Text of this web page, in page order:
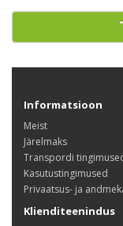
Informatsioon
Meist
Järelmaks
Transpordi
Kasutustingimused
Privaatsus- ja
Klienditeenindus